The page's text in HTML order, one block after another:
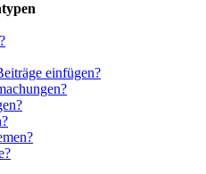
einfügen?